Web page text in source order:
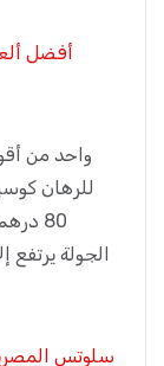
أفضل
واحد من
للرهان
80
سلوتس